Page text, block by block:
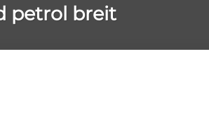
petrol breit